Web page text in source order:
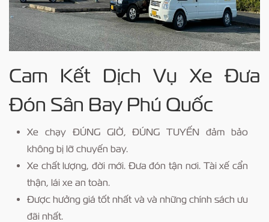
Cam Kết Dịch Vụ Xe Đưa
Đón Sân Bay Phú Quốc
Xe chạy ĐÚNG GIỜ, ĐÚNG TUYẾN đảm bảo
không bị lỡ chuyến bay.
Xe chất lượng, đời mới. Đưa đón tận nơi. Tài xế cẩn
thận, lái xe an toàn.
Được hưởng giá tốt nhất và và những chính sách ưu
đãi nhất.